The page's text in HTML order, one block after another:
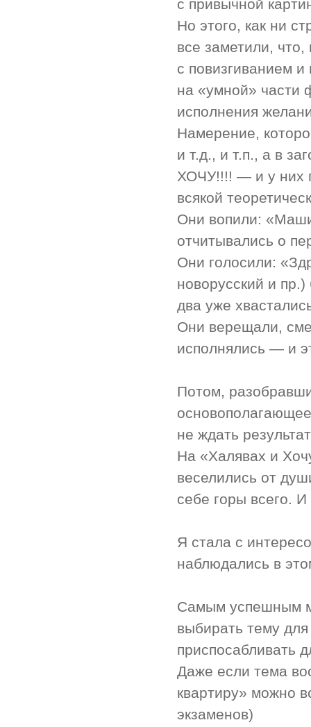
с привычной
Но этого, как ни
все заметили,
с повизгиванием
на «умной» части
исполнения
Намерение,
и т.д., и т.п., а в
ХОЧУ!!!! — и у них
всякой
Они вопили:
отчитывались о
Они голосили:
новорусский и
два уже
Они верещали,
исполнялись — и
Потом,
не ждать
На «Халявах и
веселились от
себе горы всего.
Я стала с
наблюдались в
Самым успешным
выбирать тему
приспосабливать
Даже если тема
квартиру» можно
экзаменов)